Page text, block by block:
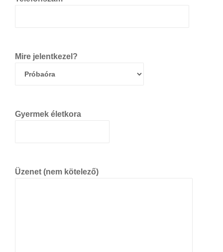
Mire jelentkezel?
Gyermek életkora
Üzenet (nem kötelező)